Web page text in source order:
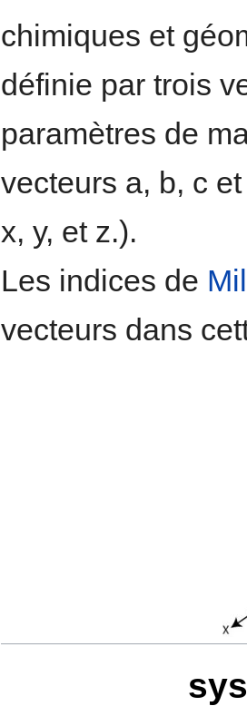
chimiques et
définie par trois
paramètres de
vecteurs a, b, c
x, y, et z.).
Les indices de
vecteurs dans